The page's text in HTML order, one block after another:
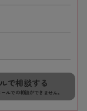
で相談する
ルでの相談ができません。